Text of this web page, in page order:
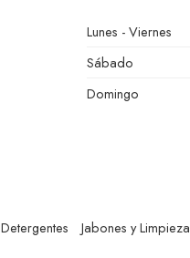
Lunes - Viernes
Sábado
Domingo
Detergentes Jabones y Limpieza